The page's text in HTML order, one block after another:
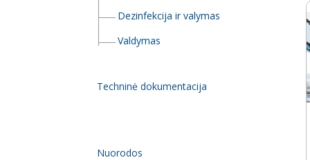
Dezinfekcija ir valymas
Valdymas
Techninė dokumentacija
Nuorodos